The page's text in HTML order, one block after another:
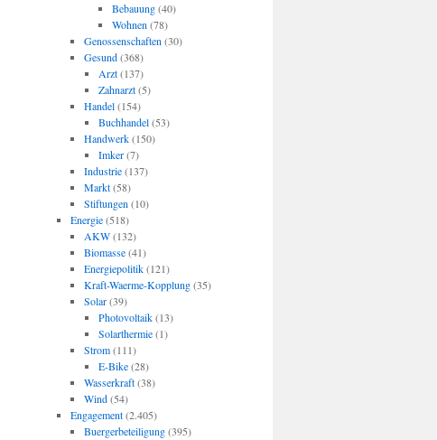
Bebauung(40)
Wohnen (78)
Genossenschaften (30)
Gesund(368)
Arzt(137)
Zahnarzt(5)
Handel(154)
Buchhandel(53)
Handwerk(150)
Imker(7)
Industrie(137)
Markt(58)
Stiftungen (10)
Energie(518)
AKW(132)
Biomasse(41)
Energiepolitik(121)
Kraft-Waerme-Kopplung(35)
Solar(39)
Photovoltaik(13)
Solarthermie(1)
Strom(111)
E-Bike(28)
Wasserkraft(38)
Wind(54)
Engagement(2.405)
Buergerbeteiligung(395)